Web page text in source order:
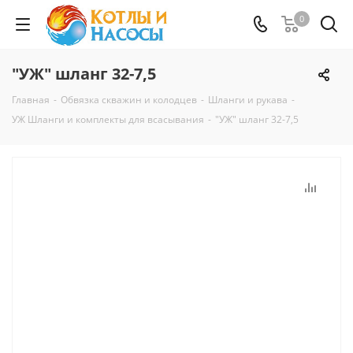
0
"УЖ" шланг 32-7,5
Главная - Обвязка скважин и колодцев - Шланги и рукава -
УЖ Шланги и комплекты для всасывания - "УЖ" шланг 32-7,5